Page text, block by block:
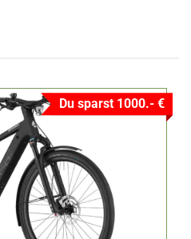
Du sparst 1000.- €